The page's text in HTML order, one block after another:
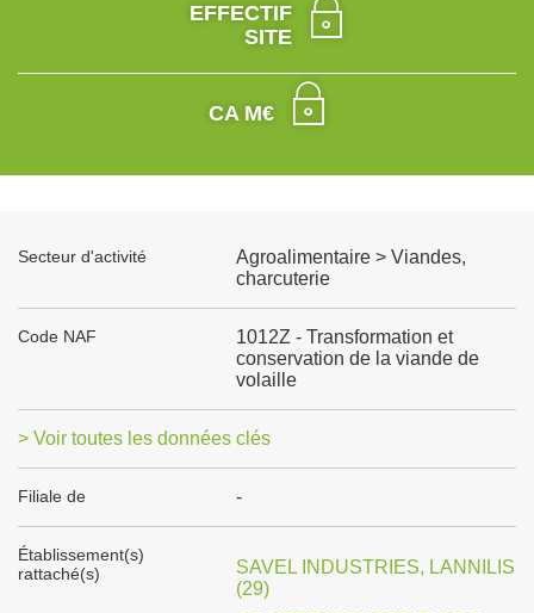
EFFECTIF
SITE
CA M€
Secteur d'activité
Agroalimentaire > Viandes,
charcuterie
Code NAF
1012Z - Transformation et
conservation de la viande de
volaille
> Voir toutes les données clés
Filiale de -
Établissement(s)
rattaché(s)
SAVEL INDUSTRIES, LANNILIS
(29)